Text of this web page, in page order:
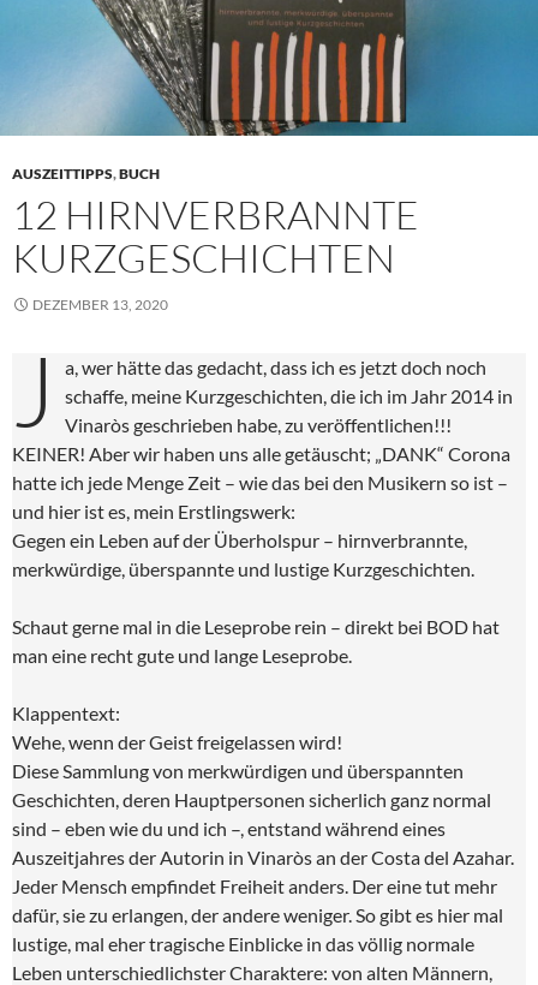
AUSZEITTIPPS,BUCH
12 HIRNVERBRANNTE
KURZGESCHICHTEN
DEZEMBER 13, 2020
J
a, wer hätte das gedacht, dass ich es jetzt doch noch
schaffe, meine Kurzgeschichten, die ich im Jahr 2014 in
Vinaròs geschrieben habe, zu veröffentlichen!!!
KEINER! Aber wir haben uns alle getäuscht; „DANK“ Corona
hatte ich jede Menge Zeit – wie das bei den Musikern so ist –
und hier ist es, mein Erstlingswerk:
Gegen ein Leben auf der Überholspur – hirnverbrannte,
merkwürdige, überspannte und lustige Kurzgeschichten.
Schaut gerne mal in die Leseprobe rein – direkt bei BOD hat
man eine recht gute und lange Leseprobe.
Klappentext:
Wehe, wenn der Geist freigelassen wird!
Diese Sammlung von merkwürdigen und überspannten
Geschichten, deren Hauptpersonen sicherlich ganz normal
sind – eben wie du und ich –, entstand während eines
Auszeitjahres der Autorin in Vinaròs an der Costa del Azahar.
Jeder Mensch empfindet Freiheit anders. Der eine tut mehr
dafür, sie zu erlangen, der andere weniger. So gibt es hier mal
lustige, mal eher tragische Einblicke in das völlig normale
Leben unterschiedlichster Charaktere: von alten Männern,